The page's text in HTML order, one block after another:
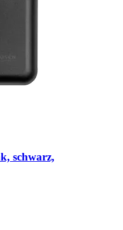
schwarz,